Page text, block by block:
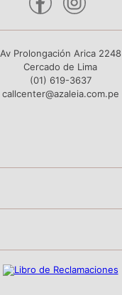
Av Prolongación Arica 2248
Cercado de Lima
(01) 619-3637
callcenter@azaleia.com.pe